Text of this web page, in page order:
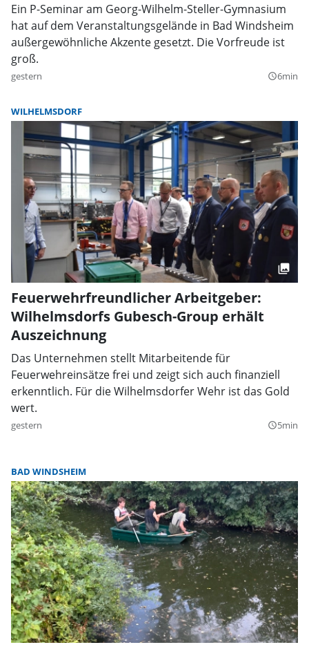
Ein P-Seminar am Georg-Wilhelm-Steller-Gymnasium
hat auf dem Veranstaltungsgelände in Bad Windsheim
außergewöhnliche Akzente gesetzt. Die Vorfreude ist
groß.
gestern query_builder6min
WILHELMSDORF
Feuerwehrfreundlicher Arbeitgeber:
Wilhelmsdorfs Gubesch-Group erhält
Auszeichnung
Das Unternehmen stellt Mitarbeitende für
Feuerwehreinsätze frei und zeigt sich auch finanziell
erkenntlich. Für die Wilhelmsdorfer Wehr ist das Gold
wert.
gestern query_builder5min
BAD WINDSHEIM